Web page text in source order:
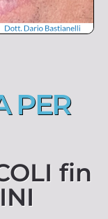
PER
fin